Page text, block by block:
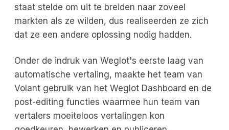
staat stelde om uit te breiden naar zoveel
markten als ze wilden, dus realiseerden ze zich
dat ze een andere oplossing nodig hadden.
Onder de indruk van Weglot's eerste laag van
automatische vertaling, maakte het team van
Volant gebruik van het Weglot Dashboard en de
post-editing functies waarmee hun team van
vertalers moeiteloos vertalingen kon